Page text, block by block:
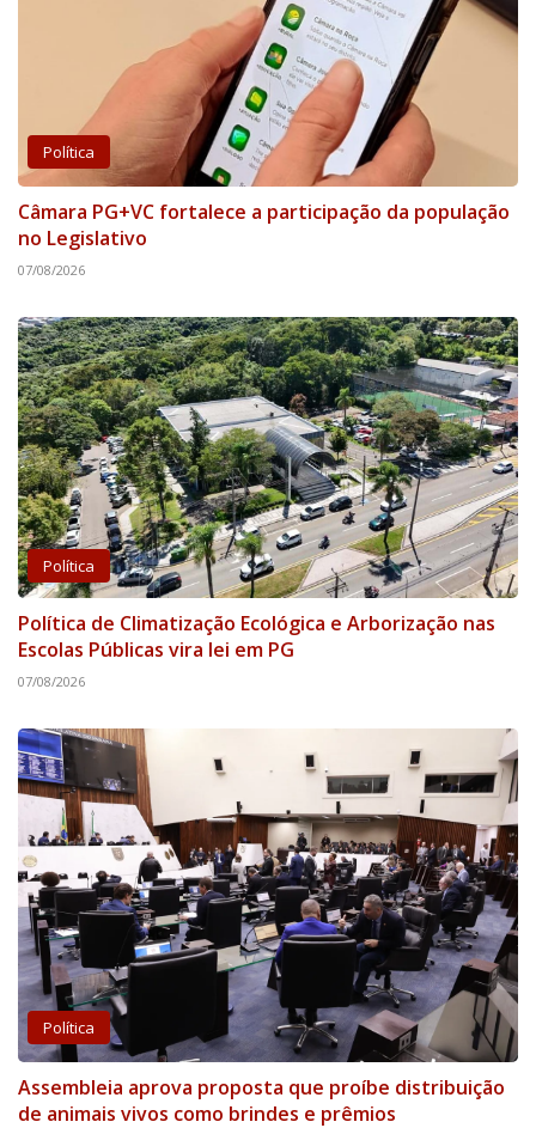
Política
Câmara PG+VC fortalece a participação da população
no Legislativo
07/08/2026
Política
Política de Climatização Ecológica e Arborização nas
Escolas Públicas vira lei em PG
07/08/2026
Política
Assembleia aprova proposta que proíbe distribuição
de animais vivos como brindes e prêmios